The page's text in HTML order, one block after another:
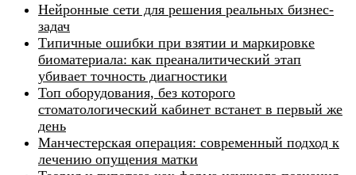
Нейронные сети для решения реальных бизнес-
задач
Типичные ошибки при взятии и маркировке
биоматериала: как преаналитический этап
убивает точность диагностики
Топ оборудования, без которого
стоматологический кабинет встанет в первый же
день
Манчестерская операция: современный подход к
лечению опущения матки